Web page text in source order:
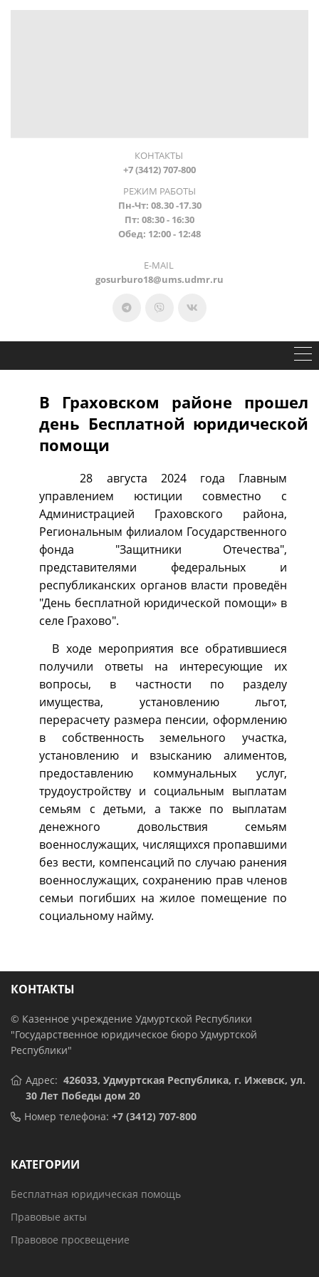
КОНТАКТЫ
+7 (3412) 707-800
РЕЖИМ РАБОТЫ
Пн-Чт: 08.30 -17.30
Пт: 08:30 - 16:30
Обед: 12:00 - 12:48
E-MAIL
gosurburo18@ums.udmr.ru
В Граховском районе прошел
день Бесплатной юридической
помощи
28 августа 2024 года Главным
управлением юстиции совместно с
Администрацией Граховского района,
Региональным филиалом Государственного
фонда "Защитники Отечества",
представителями федеральных и
республиканских органов власти проведён
"День бесплатной юридической помощи» в
селе Грахово".
В ходе мероприятия все обратившиеся
получили ответы на интересующие их
вопросы, в частности по разделу
имущества, установлению льгот,
перерасчету размера пенсии, оформлению
в собственность земельного участка,
установлению и взысканию алиментов,
предоставлению коммунальных услуг,
трудоустройству и социальным выплатам
семьям с детьми, а также по выплатам
денежного довольствия семьям
военнослужащих, числящихся пропавшими
без вести, компенсаций по случаю ранения
военнослужащих, сохранению прав членов
семьи погибших на жилое помещение по
социальному найму.
КОНТАКТЫ
© Казенное учреждение Удмуртской Республики
"Государственное юридическое бюро Удмуртской
Республики"
Адрес: 426033, Удмуртская Республика, г. Ижевск, ул.
30 Лет Победы дом 20
Номер телефона: +7 (3412) 707-800
КАТЕГОРИИ
Бесплатная юридическая помощь
Правовые акты
Правовое просвещение